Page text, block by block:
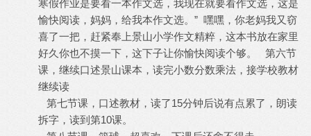
寒假作业是要看一本作文选，我现在就要看作文选，这是
愉快阅读，妈妈，给我本作文选。” 嘿嘿，你老妈我又窃
喜了一把，赶紧奉上景山小学作文精粹，这本书放在家里
好久你也不摸一下，这下子让你愉快阅读个够。 第六节
课，继续口述景山课本，读完小数分数乘法，接学校教材
继续读
第七节课，口述教材，读了15分钟后说有点累了，朗读
拆字，读到第10课。